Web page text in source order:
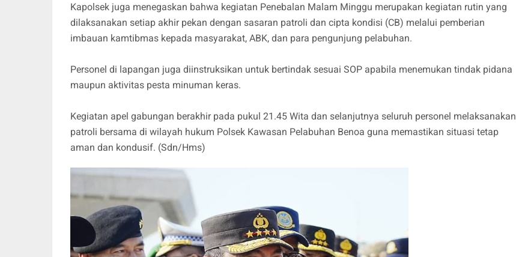
Kapolsek juga menegaskan bahwa kegiatan Penebalan Malam Minggu merupakan kegiatan rutin yang
dilaksanakan setiap akhir pekan dengan sasaran patroli dan cipta kondisi (CB) melalui pemberian
imbauan kamtibmas kepada masyarakat, ABK, dan para pengunjung pelabuhan.
Personel di lapangan juga diinstruksikan untuk bertindak sesuai SOP apabila menemukan tindak pidana
maupun aktivitas pesta minuman keras.
Kegiatan apel gabungan berakhir pada pukul 21.45 Wita dan selanjutnya seluruh personel melaksanakan
patroli bersama di wilayah hukum Polsek Kawasan Pelabuhan Benoa guna memastikan situasi tetap
aman dan kondusif. (Sdn/Hms)